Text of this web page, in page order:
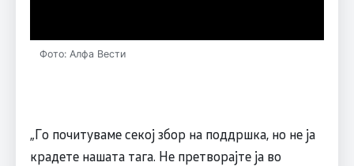
Фото: Алфа Вести
„Го почитуваме секој збор на поддршка, но не ја
крадете нашата тага. Не претворајте ја во